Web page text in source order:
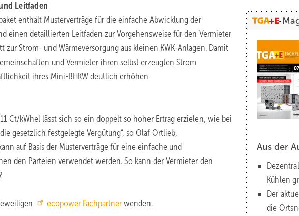
Leitfaden
enthält Musterverträge für die einfache Abwicklung der
einen detaillierten Leitfaden zur Vorgehensweise für den Vermieter
zur Strom- und Wärmeversorgung aus kleinen KWK-Anlagen. Damit
und Vermieter ihren selbst erzeugten Strom
ihres Mini-BHKW deutlich erhöhen.
Ct/kWhel lässt sich so ein doppelt so hoher Ertrag erzielen, wie bei
gesetzlich festgelegte Vergütung“, so Olaf Ortlieb,
auf Basis der Musterverträge für eine einfache und
den Parteien verwendet werden. So kann der Vermieter den
ecopower Fachpartner wenden.
Aus der
Kühlen
Der
die